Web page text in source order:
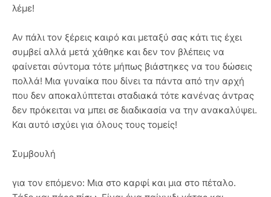
λέμε!
Αν πάλι τον ξέρεις καιρό και μεταξύ σας κάτι τις έχει
συμβεί αλλά μετά χάθηκε και δεν τον βλέπεις να
φαίνεται σύντομα τότε μήπως βιάστηκες να του δώσεις
πολλά! Μια γυναίκα που δίνει τα πάντα από την αρχή
που δεν αποκαλύπτεται σταδιακά τότε κανένας άντρας
δεν πρόκειται να μπει σε διαδικασία να την ανακαλύψει.
Και αυτό ισχύει για όλους τους τομείς!
Συμβουλή
για τον επόμενο: Μια στο καρφί και μια στο πέταλο.